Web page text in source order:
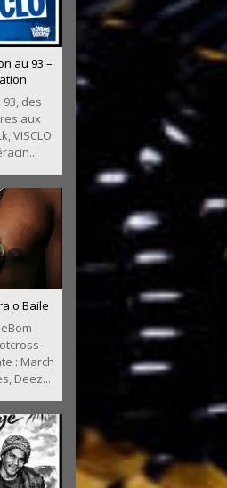
au 93 –
des
aux
VISCLO
o Baile
: March
Deez...